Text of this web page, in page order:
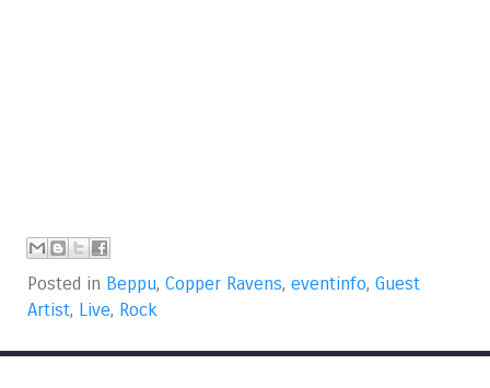
Posted in Beppu, Copper Ravens, eventinfo, Guest
Artist, Live, Rock